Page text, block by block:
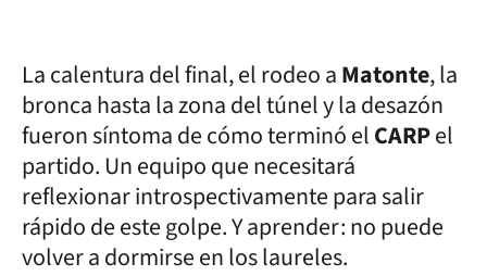
La calentura del final, el rodeo aMatonte, la
bronca hasta la zona del túnel y la desazón
fueron síntoma de cómo terminó elCARPel
partido. Un equipo que necesitará
reflexionar introspectivamente para salir
rápido de este golpe. Y aprender: no puede
volver a dormirse en los laureles.